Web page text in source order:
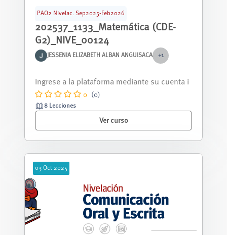
PAO2 Nivelac. Sep2025-Feb2026
202537_1133_Matemática (CDE-
G2)_NIVE_00124
JESSENIA ELIZABETH ALBAN ANGUISACA +1
septiembre 2025 - febrero 2026.
0 (0)
8 Lecciones
Ver curso
03 Oct 2025